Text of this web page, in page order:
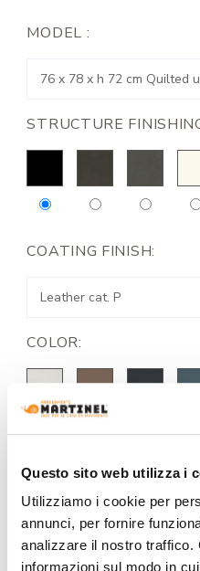
Questo sito web utilizza i
Utilizziamo i cookie per
annunci, per fornire
analizzare il nostro traffico.
informazioni sul modo in
MODEL :
STRUCTURE
COATING FINISH:
COLOR: